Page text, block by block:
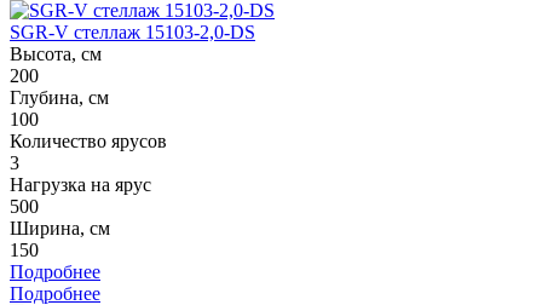
SGR-V стеллаж 15103-2,0-DS
Высота, см
200
Глубина, см
100
Количество ярусов
3
Нагрузка на ярус
500
Ширина, см
150
Подробнее
Подробнее